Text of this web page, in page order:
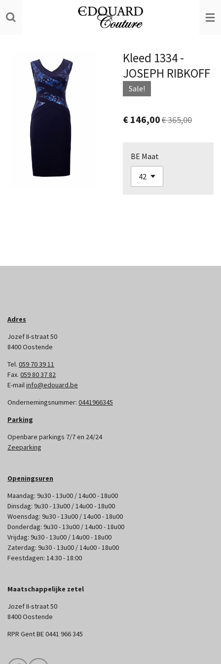
direct
hoofdinhoud
Kleed 1334 -
JOSEPH RIBKOFF
Sale!
€ 146,00€ 365,00
BE Maat
Adres
Jozef II-straat 50
8400 Oostende
Tel. 059 70 39 11
Fax. 059 80 37 82
E-mailinfo@edouard.be
Ondernemingsnummer: 0441966345
Parking
Openbare parkings 7/7 en 24/24
Zeeparking
Openingsuren
Maandag: 9u30 - 13u00 / 14u00 - 18u00
Dinsdag: 9u30 - 13u00 / 14u00 - 18u00
Woensdag: 9u30 - 13u00 / 14u00 - 18u00
Donderdag: 9u30 - 13u00 / 14u00 - 18u00
Vrijdag: 9u30 - 13u00 / 14u00 - 18u00
Zaterdag: 9u30 - 13u00 / 14u00 - 18u00
Feestdagen: 14:30 - 18:00
Maatschappelijke zetel
Jozef II-straat 50
8400 Oostende
RPR Gent BE 0441 966 345